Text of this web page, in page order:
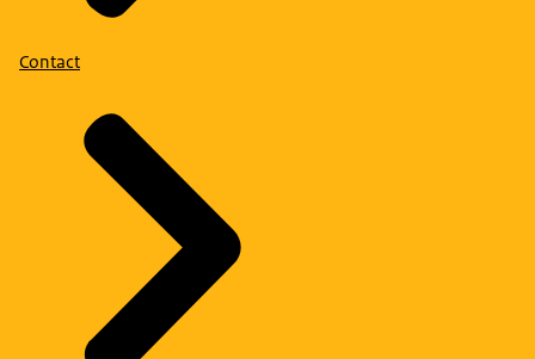
Contact